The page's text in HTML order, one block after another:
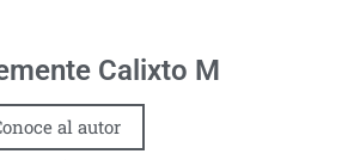
Calixto M
al autor